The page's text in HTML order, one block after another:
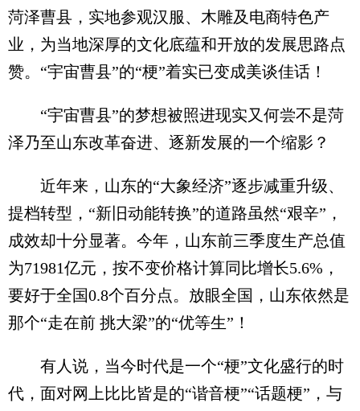
菏泽曹县，实地参观汉服、木雕及电商特色产
业，为当地深厚的文化底蕴和开放的发展思路点
赞。“宇宙曹县”的“梗”着实已变成美谈佳话！
“宇宙曹县”的梦想被照进现实又何尝不是菏
泽乃至山东改革奋进、逐新发展的一个缩影？
近年来，山东的“大象经济”逐步减重升级、
提档转型，“新旧动能转换”的道路虽然“艰辛”，
成效却十分显著。今年，山东前三季度生产总值
为71981亿元，按不变价格计算同比增长5.6%，
要好于全国0.8个百分点。放眼全国，山东依然是
那个“走在前 挑大梁”的“优等生”！
有人说，当今时代是一个“梗”文化盛行的时
代，面对网上比比皆是的“谐音梗”“话题梗”，与